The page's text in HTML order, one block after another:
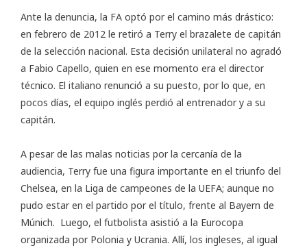
Ante la denuncia, la FA optó por el camino más drástico:
en febrero de 2012 le retiró a Terry el brazalete de capitán
de la selección nacional. Esta decisión unilateral no agradó
a Fabio Capello, quien en ese momento era el director
técnico. El italiano renunció a su puesto, por lo que, en
pocos días, el equipo inglés perdió al entrenador y a su
capitán.
A pesar de las malas noticias por la cercanía de la
audiencia, Terry fue una figura importante en el triunfo del
Chelsea, en la Liga de campeones de la UEFA; aunque no
pudo estar en el partido por el título, frente al Bayern de
Múnich. Luego, el futbolista asistió a la Eurocopa
organizada por Polonia y Ucrania. Allí, los ingleses, al igual